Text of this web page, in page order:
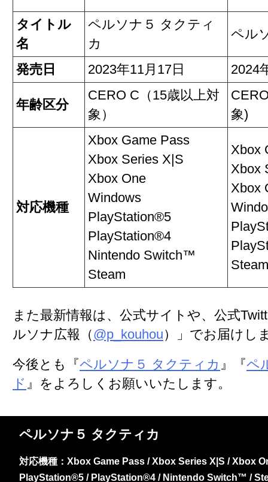
タイトル
名
ペルソナ５ タクティ
カ
ペル
発売日 2023年11月17日 2024
年齢区分
CERO C（15歳以上対
象）
象)
対応機種
Xbox Game Pass
Xbox Series X|S
Xbox One
Windows
PlayStation®5
PlayStation®4
Nintendo Switch™
Steam
Xbox
Xbox
Xbox
Steam
また最新情報は、公式サイトや、公式
ルソナ広報（@p_kouhou）」でお届けし
今後とも『ペルソナ５ タクティカ 』『ペ
ド 』をよろしくお願いいたします。
ペルソナ５ タクティカ
対応機種：Xbox Game Pass / Xbox Series X|S / Xbox
PlayStation®5 / PlayStation®4 / Nintendo Switch™ /